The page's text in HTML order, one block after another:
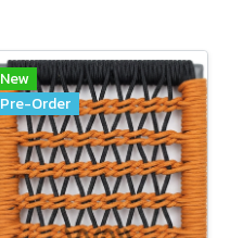
New
Pre-Order